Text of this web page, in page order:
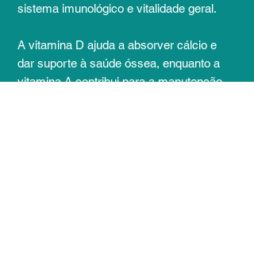
sistema imunológico e vitalidade geral.
A vitamina D ajuda a absorver cálcio e
dar suporte à saúde óssea, enquanto a
vitamina A contribui para a manutenção